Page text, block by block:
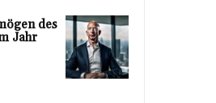
des
Jahr